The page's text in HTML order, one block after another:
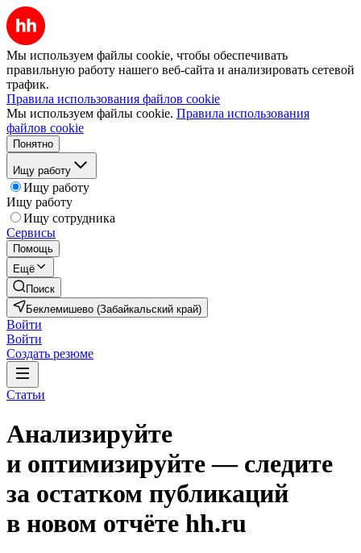
Мы используем файлы cookie, чтобы обеспечивать
правильную работу нашего веб-сайта и анализировать сетевой
трафик.
Правила использования файлов cookie
Мы используем файлы cookie. Правила использования
файлов cookie
Понятно
Ищу работу
Ищу работу
Ищу работу
Ищу сотрудника
Сервисы
Помощь
Ещё
Поиск
Беклемишево (Забайкальский край)
Войти
Войти
Создать резюме
Статьи
Анализируйте
и оптимизируйте — следите
за остатком публикаций
в новом отчёте hh.ru